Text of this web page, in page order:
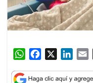
W
a
c
n
a